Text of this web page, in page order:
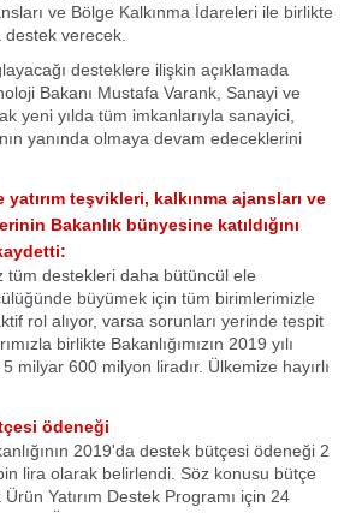
ve Bölge Kalkınma İdareleri ile birlikte
verecek.
desteklere ilişkin açıklamada
Bakanı Mustafa Varank, Sanayi ve
yeni yılda tüm imkanlarıyla sanayici,
yanında olmaya devam edeceklerini
teşvikleri, kalkınma ajansları ve
Bakanlık bünyesine katıldığını
tüm destekleri daha bütüncül ele
büyümek için tüm birimlerimizle
rol alıyor, varsa sorunları yerinde tespit
birlikte Bakanlığımızın 2019 yılı
milyar 600 milyon liradır. Ülkemize hayırlı
ödeneği
2019'da destek bütçesi ödeneği 2
lira olarak belirlendi. Söz konusu bütçe
Yatırım Destek Programı için 24